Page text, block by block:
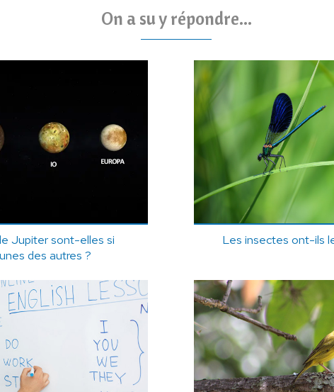
On a su y répondre...
Jupiter sont-elles si
des autres ?
Les insectes ont-ils